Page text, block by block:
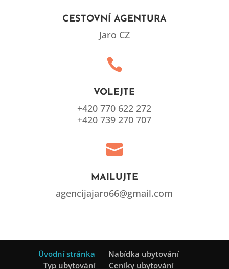
CESTOVNÍ AGENTURA
Jaro CZ

VOLEJTE
+420 770 622 272
+420 739 270 707

MAILUJTE
agencijajaro66@gmail.com
Úvodní stránka
Nabídka ubytování
Typ ubytování
Ceníky ubytování